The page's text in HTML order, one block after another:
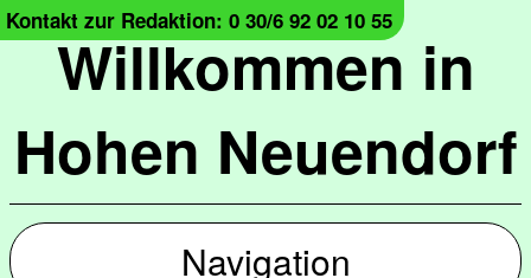
Willkommen in
Hohen Neuendorf
Kontakt zur Redaktion: 0 30/6 92 02 10 55
Navigation